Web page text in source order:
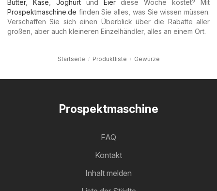
Butter, Käse Joghurtund Eierdiese Woche kostet? Mit
Prospektmaschine.de finden Sie alles, was Sie wissen müssen.
Verschaffen Sie sich einen Überblick über die Rabatte aller
großen, aber auch kleineren Einzelhändler, alles an einem Ort.
Startseite Produktliste Gewürze
Prospektmaschine
FAQ
Kontakt
Inhalt melden